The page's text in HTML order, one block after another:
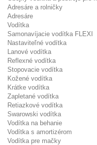
Adresáre a rolničky
Adresáre
Vodítka
Samonavíjacie vodítka FLEXI
Nastaviteľné vodítka
Lanové vodítka
Reflexné vodítka
Stopovacie vodítka
Kožené vodítka
Krátke vodítka
Zapletané vodítka
Retiazkové vodítka
Swarowski vodítka
Vodítka na behanie
Vodítka s amortizérom
Vodítka pre mačky